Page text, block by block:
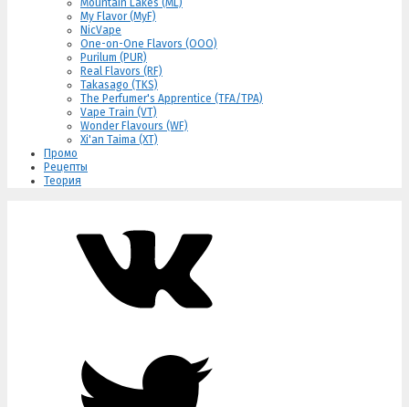
Mountain Lakes (ML)
My Flavor (MyF)
NicVape
One-on-One Flavors (OOO)
Purilum (PUR)
Real Flavors (RF)
Takasago (TKS)
The Perfumer's Apprentice (TFA/TPA)
Vape Train (VT)
Wonder Flavours (WF)
Xi'an Taima (XT)
Промо
Рецепты
Теория